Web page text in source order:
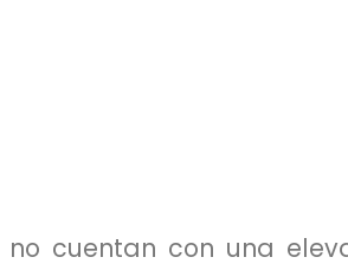
cuentan con una